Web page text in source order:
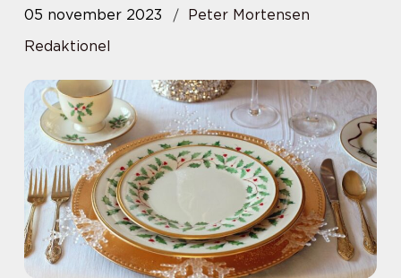
05 november 2023
Peter Mortensen
Redaktionel